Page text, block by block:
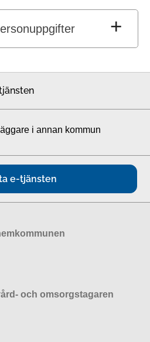
i annan kommun
e-tjänsten
och omsorgstagaren